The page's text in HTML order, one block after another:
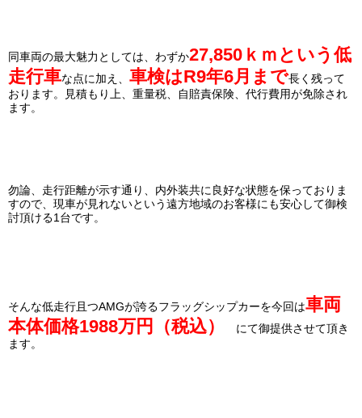
同車両の最大魅力としては、わずか27,850ｋｍという低
走行車な点に加え、 車検はR9年6月まで長く残って
おります。見積もり上、重量税、自賠責保険、代行費用が免除され
ます。
勿論、走行距離が示す通り、内外装共に良好な状態を保っておりま
すので、現車が見れないという遠方地域のお客様にも安心して御検
討頂ける1台です。
そんな低走行且つAMGが誇るフラッグシップカーを今回は車両
本体価格1988万円（税込）
にて御提供させて頂き
ます。